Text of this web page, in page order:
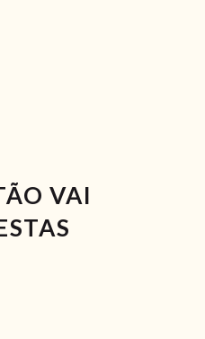
VAI